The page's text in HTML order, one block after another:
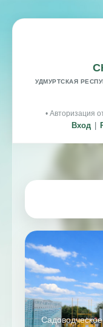
УДМУРТСКАЯ
• Авторизация
Вход